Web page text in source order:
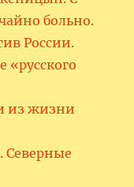
больно.
России.
«русского
из жизни
Северные